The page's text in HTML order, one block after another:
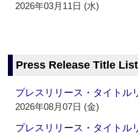
2026年03月11日 (水)
Press Release Title List
プレスリリース・タイト
2026年08月07日 (金)
プレスリリース・タイト